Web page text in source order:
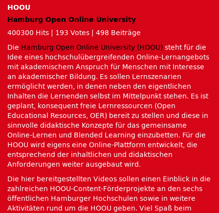
HOOU
Hamburg Open Online University
400300 Hits
193 Votes
498 Beiträge
Die Hamburg Open Online University (HOOU) steht für die
Idee eines hochschulübergreifenden Online-Lernangebots
mit akademischem Anspruch für Menschen mit Interesse
an akademischer Bildung. Es sollen Lernszenarien
ermöglicht werden, in denen neben den eigentlichen
Inhalten die Lernenden selbst im Mittelpunkt stehen. Es ist
geplant, konsequent freie Lernressourcen (Open
Educational Resources, OER) bereit zu stellen und diese in
sinnvolle didaktische Konzepte für das gemeinsame
Online-Lernen und Blended Learning einzubetten. Für die
HOOU wird eigens eine Online-Plattform entwickelt, die
entsprechend der inhaltlichen und didaktischen
Anforderungen weiter ausgebaut wird.
Die hier bereitgestellten Videos sollen einen Einblick in die
zahlreichen HOOU-Content-Förderprojekte an den sechs
öffentlichen Hamburger Hochschulen sowie in weitere
Aktivitäten rund um die HOOU geben. Viel Spaß beim